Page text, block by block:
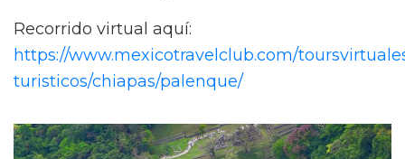
Recorrido virtual aquí:
https://www.mexicotravelclub.com/
turisticos/chiapas/palenque/